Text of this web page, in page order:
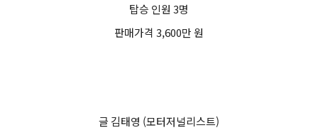
탑승 인원 3명
판매가격 3,600만 원
글 김태영 (모터저널리스트)